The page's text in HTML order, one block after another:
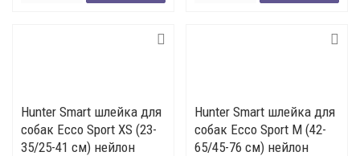
Hunter Smart шлейка для
собак Ecco Sport XS (23-
35/25-41 см) нейлон
Hunter Smart шлейка для
собак Ecco Sport М (42-
65/45-76 см) нейлон